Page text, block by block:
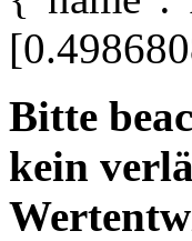
Bitte
kein